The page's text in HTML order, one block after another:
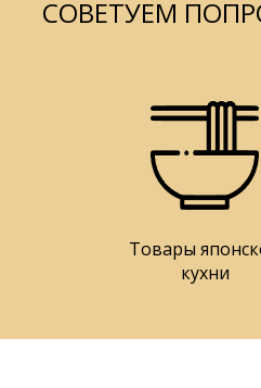
СОВЕТУЕМ
Товары
кухни